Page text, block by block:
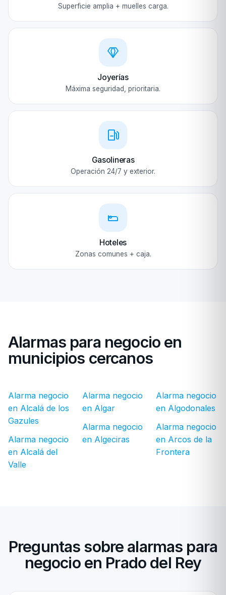
Superficie amplia + muelles carga.
Joyerías
Máxima seguridad, prioritaria.
Gasolineras
Operación 24/7 y exterior.
Hoteles
Zonas comunes + caja.
Alarmas para negocio en
municipios cercanos
Alarma negocio
en Alcalá de los
Gazules
Alarma negocio
en Alcalá del
Valle
Alarma negocio
en Algar
Alarma negocio
en Algeciras
Alarma negocio
en Algodonales
Alarma negocio
en Arcos de la
Frontera
Preguntas sobre alarmas para
negocio en Prado del Rey